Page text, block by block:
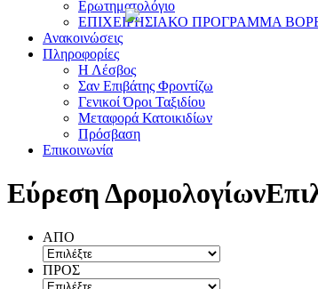
Ερωτηματολόγιο
ΕΠΙΧΕΙΡΗΣΙΑΚΟ ΠΡΟΓΡΑΜΜΑ
Ανακοινώσεις
Πληροφορίες
Η Λέσβος
Σαν Επιβάτης Φροντίζω
Γενικοί Όροι Ταξιδίου
Μεταφορά Κατοικιδίων
Πρόσβαση
Επικοινωνία
Εύρεση Δρομολογίων
ΑΠΟ
ΠΡΟΣ